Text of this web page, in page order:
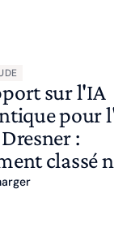
sur l'IA
pour
:
classé